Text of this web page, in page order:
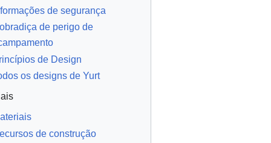
de segurança
de perigo de
de Design
os designs de Yurt
de construção